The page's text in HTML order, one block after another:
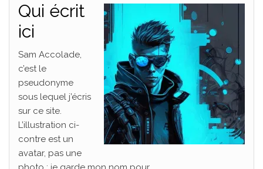
Qui écrit
ici
Sam Accolade,
c’est le
pseudonyme
sous lequel j’écris
sur ce site.
L’illustration ci-
contre est un
avatar, pas une